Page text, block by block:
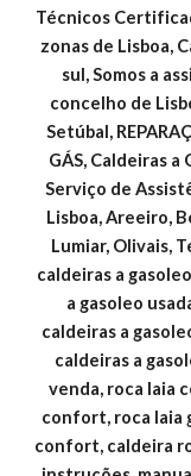
Técnicos
zonas de Lisboa,
sul, Somos a
concelho de
Setúbal,
GÁS, Caldeiras a
Serviço de
Lisboa, Areeiro,
Lumiar, Olivais,
caldeiras a
a gasoleo
caldeiras a
caldeiras a
venda, roca laia
confort, roca laia
confort, caldeira